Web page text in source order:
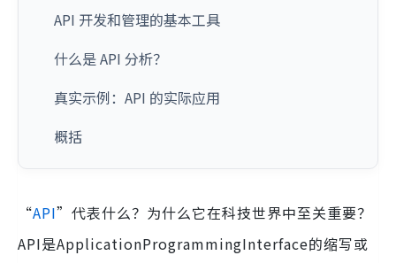
API 开发和管理的基本工具
什么是 API 分析？
真实示例：API 的实际应用
概括
“API”代表什么？为什么它在科技世界中至关重要？
API是ApplicationProgrammingInterface的缩写或